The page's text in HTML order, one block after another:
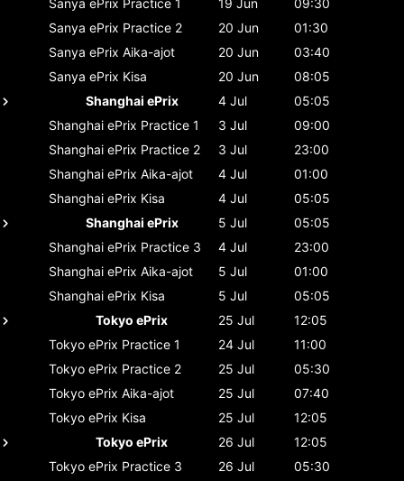
Sanya ePrix Practice 2 20 Jun
01:30
Sanya ePrix Aika-ajot 20 Jun
03:40
Sanya ePrix Kisa 20 Jun
08:05
Shanghai ePrix
4 Jul
05:05
Shanghai ePrix Practice 1 3 Jul
09:00
Shanghai ePrix Practice 2 3 Jul
23:00
Shanghai ePrix Aika-ajot 4 Jul
01:00
Shanghai ePrix Kisa 4 Jul
05:05
Shanghai ePrix
5 Jul
05:05
Shanghai ePrix Practice 3 4 Jul
23:00
Shanghai ePrix Aika-ajot 5 Jul
01:00
Shanghai ePrix Kisa 5 Jul
05:05
Tokyo ePrix
25 Jul
12:05
Tokyo ePrix Practice 1 24 Jul
11:00
Tokyo ePrix Practice 2 25 Jul
05:30
Tokyo ePrix Aika-ajot 25 Jul
07:40
Tokyo ePrix Kisa 25 Jul
12:05
Tokyo ePrix
26 Jul
12:05
Tokyo ePrix Practice 3 26 Jul
05:30